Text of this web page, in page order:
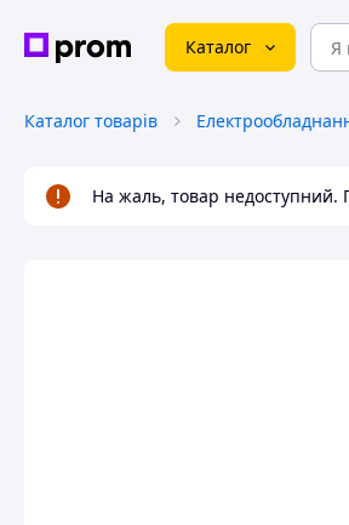
Каталог
Каталог товарів
На жаль, товар недоступний.